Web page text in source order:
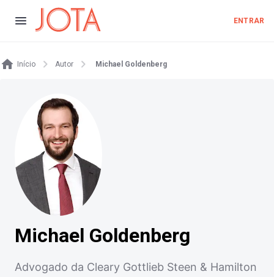
ENTRAR
Início Autor Michael Goldenberg
Michael Goldenberg
Advogado da Cleary Gottlieb Steen & Hamilton